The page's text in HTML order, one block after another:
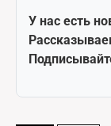
У нас есть